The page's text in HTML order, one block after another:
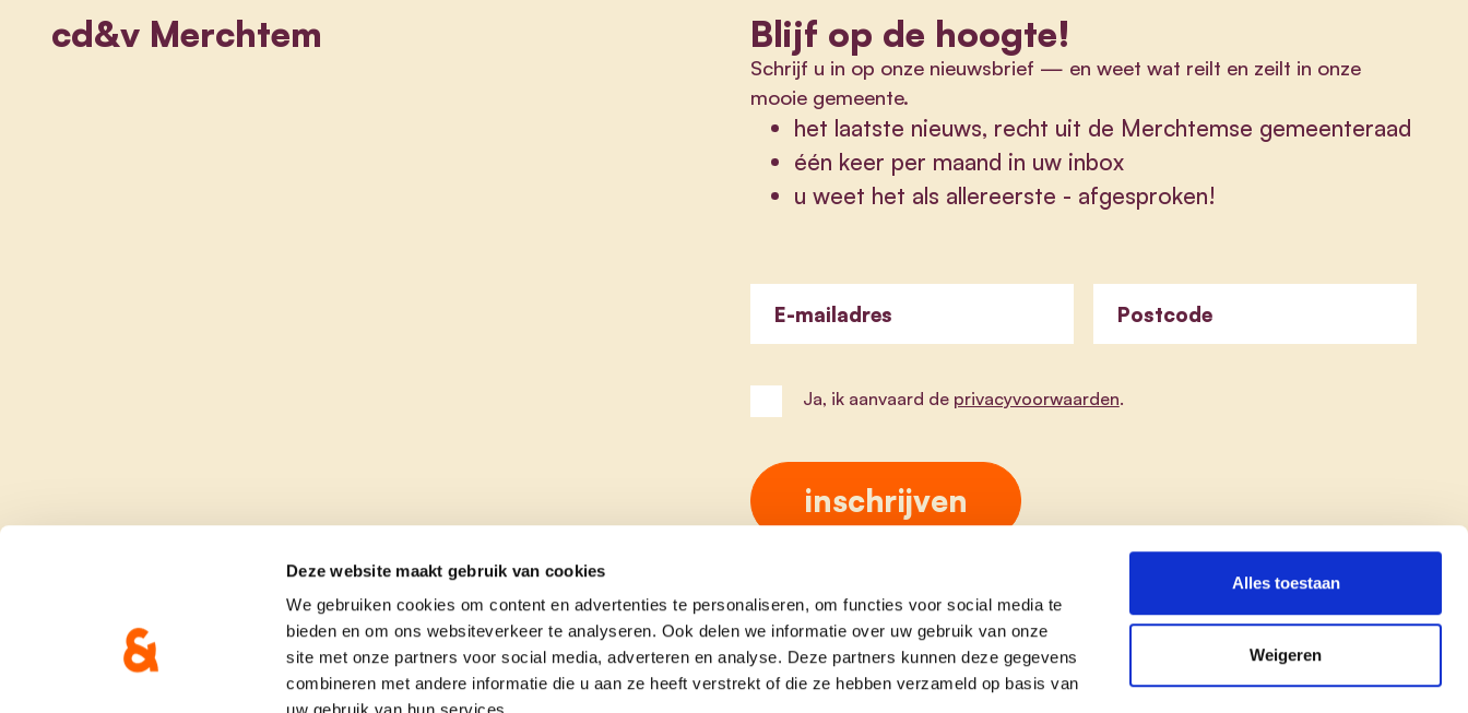
Deze website maakt gebruik van cookies
We gebruiken cookies om content en advertenties te personaliseren, om functies voor social media te
bieden en om ons websiteverkeer te analyseren. Ook delen we informatie over uw gebruik van onze
site met onze partners voor social media, adverteren en analyse. Deze partners kunnen deze gegevens
combineren met andere informatie die u aan ze heeft verstrekt of die ze hebben verzameld op basis van
Alles toestaan
Weigeren
cd&v Merchtem Blijf op de hoogte!
Schrijf u in op onze nieuwsbrief — en weet wat reilt en zeilt in onze
mooie gemeente.
het laatste nieuws, recht uit de Merchtemse gemeenteraad
één keer per maand in uw inbox
u weet het als allereerste - afgesproken!
E-mailadres Postcode
Ja, ik aanvaard de privacyvoorwaarden.